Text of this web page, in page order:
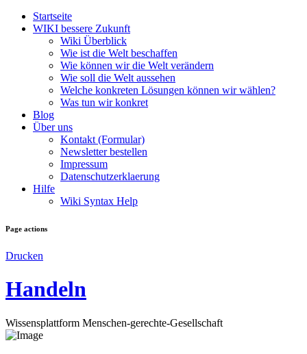
Startseite
WIKI bessere Zukunft
Wiki Überblick
Wie ist die Welt beschaffen
Wie können wir die Welt verändern
Wie soll die Welt aussehen
Welche konkreten Lösungen können wir wählen?
Was tun wir konkret
Blog
Über uns
Kontakt (Formular)
Newsletter bestellen
Impressum
Datenschutzerklaerung
Hilfe
Wiki Syntax Help
Page actions
Drucken
Handeln
Wissensplattform Menschen-gerechte-Gesellschaft